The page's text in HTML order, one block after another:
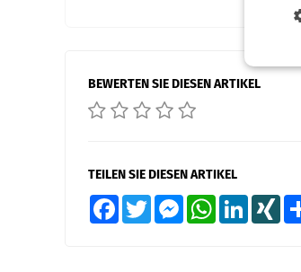
BEWERTEN SIE DIESEN ARTIKEL
TEILEN SIE DIESEN ARTIKEL
FacebookTwitter MessengerWhatsAppLinkedInXING